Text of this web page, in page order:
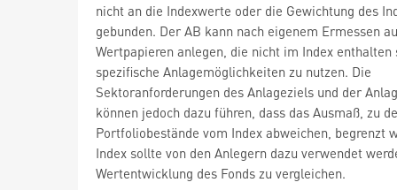
nicht an die Indexwerte oder die Gewichtung des
gebunden. Der AB kann nach eigenem Ermessen
Wertpapieren anlegen, die nicht im Index enthalten
spezifische Anlagemöglichkeiten zu nutzen. Die
Sektoranforderungen des Anlageziels und der
können jedoch dazu führen, dass das Ausmaß, zu
Portfoliobestände vom Index abweichen, begrenzt
Index sollte von den Anlegern dazu verwendet
Wertentwicklung des Fonds zu vergleichen.